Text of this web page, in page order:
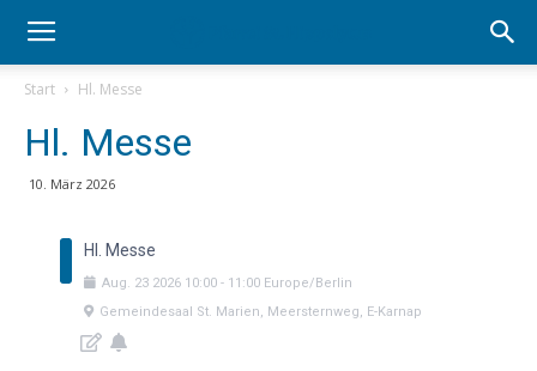
Start Hl. Messe
Hl. Messe
10. März 2026
Hl. Messe
Aug. 23 2026 10:00 - 11:00 Europe/Berlin
Gemeindesaal St. Marien, Meersternweg, E-Karnap